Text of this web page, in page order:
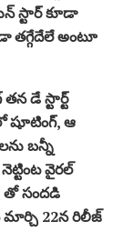
స్టార్ కూడా
తగ్గేదేలే అంటూ
డే స్టార్ట్
షూటింగ్, ఆ
బన్నీ
వైరల్
తో సందడి
మార్చి 22న రిలీజ్